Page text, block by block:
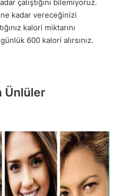
çalıştığını bilemiyoruz.
kadar vereceğinizi
kalori miktarını
600 kalori alırsınız.
Ünlüler